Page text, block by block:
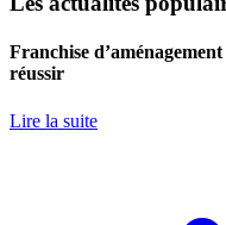
Franchise
réussir
Lire la suite